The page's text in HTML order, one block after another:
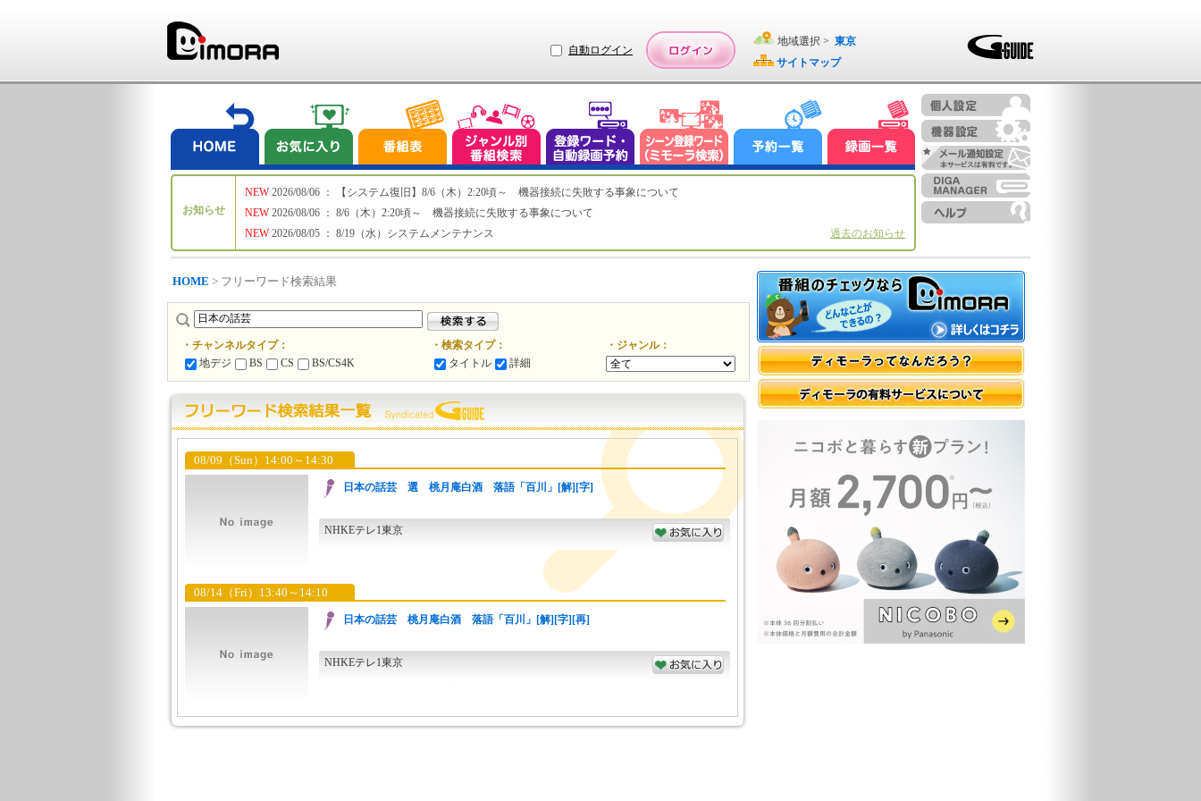
自動ログイン
地域選択 > 東京
サイトマップ
お知らせ
NEW
NEW
NEW
2026/08/06 ： 【システム復旧】8/6（木）2:20頃～ 機器接続に失敗する事象について
2026/08/06 ： 8/6（木）2:20頃～ 機器接続に失敗する事象について
2026/08/05 ： 8/19（水）システムメンテナンス
過去のお知らせ
HOME > フリーワード検索結果
・チャンネルタイプ：
地デジ
BS CS BS/CS4K
・検索タイプ：
タイトル
詳細
・ジャンル：
08/09（Sun）14:00～14:30
日本の話芸 選 桃月庵白酒 落語「百川」[解][字]
NHKEテレ1東京
08/14（Fri）13:40～14:10
日本の話芸 桃月庵白酒 落語「百川」[解][字][再]
NHKEテレ1東京